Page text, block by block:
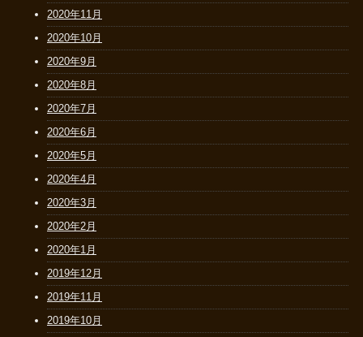
2020年11月
2020年10月
2020年9月
2020年8月
2020年7月
2020年6月
2020年5月
2020年4月
2020年3月
2020年2月
2020年1月
2019年12月
2019年11月
2019年10月